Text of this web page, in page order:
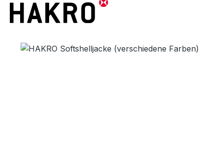
Bildergalerie überspringen